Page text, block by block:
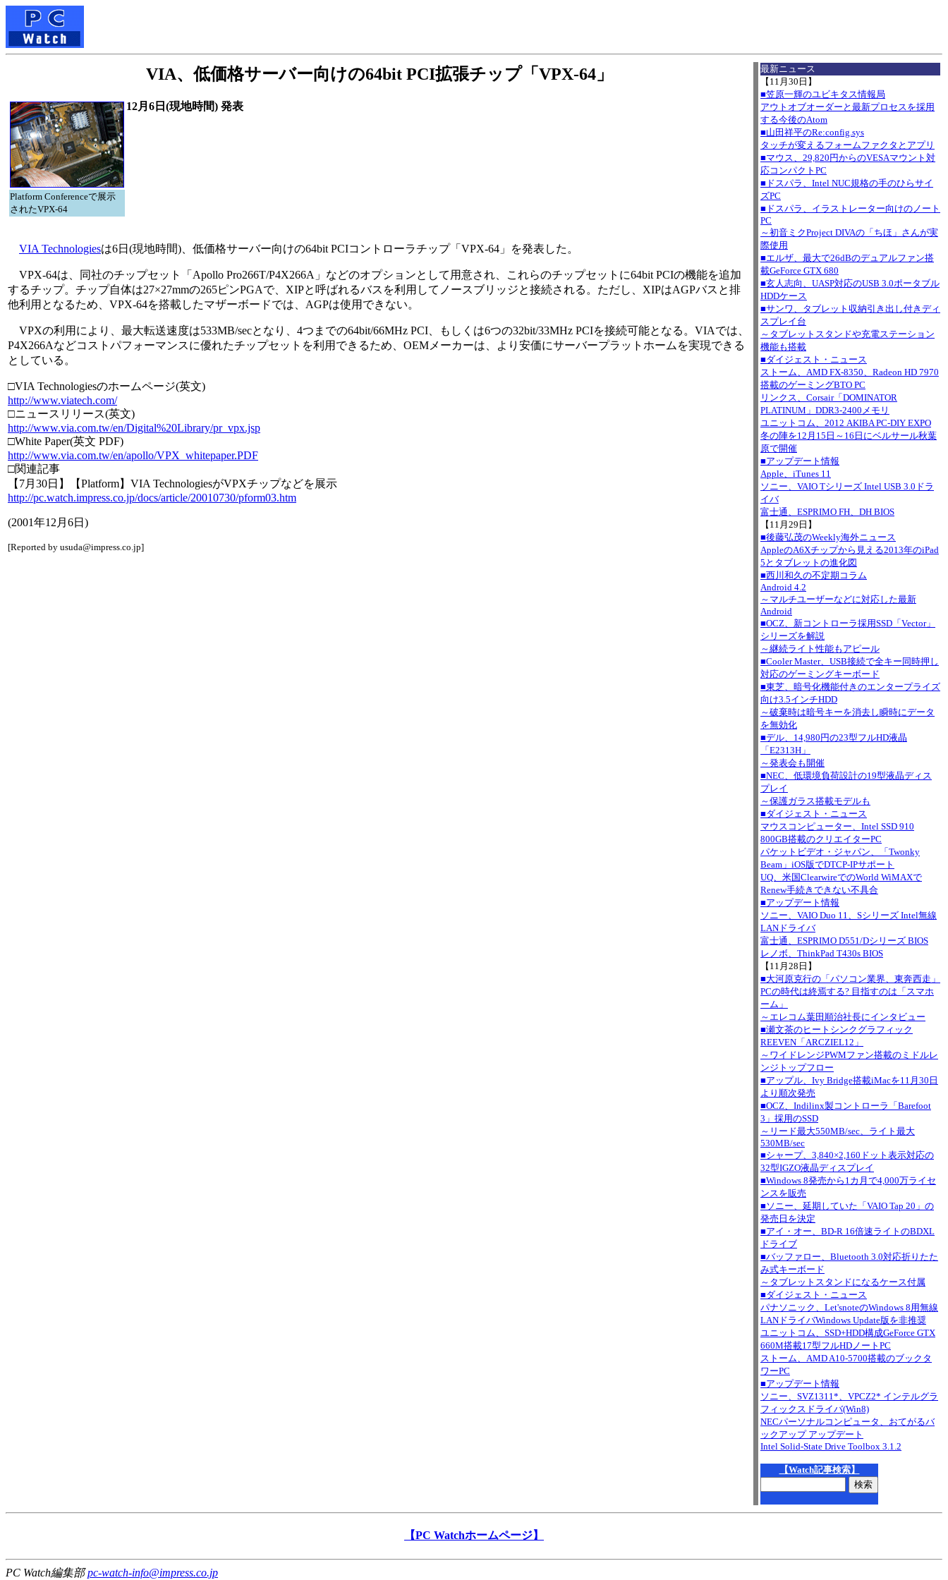
VIA、低価格サーバー向けの64bit PCI拡張チップ「VPX-64」
Platform Conferenceで展示
されたVPX-64
12月6日(現地時間) 発表
VIA Technologiesは6日(現地時間)、低価格サーバー向けの64bit PCIコントローラチップ「VPX-64」を発表した。
VPX-64は、同社のチップセット「Apollo Pro266T/P4X266A」などのオプションとして用意され、これらのチップセットに64bit PCIの機能を追加
するチップ。チップ自体は27×27mmの265ピンPGAで、XIPと呼ばれるバスを利用してノースブリッジと接続される。ただし、XIPはAGPバスと排
他利用となるため、VPX-64を搭載したマザーボードでは、AGPは使用できない。
VPXの利用により、最大転送速度は533MB/secとなり、4つまでの64bit/66MHz PCI、もしくは6つの32bit/33MHz PCIを接続可能となる。VIAでは、
P4X266Aなどコストパフォーマンスに優れたチップセットを利用できるため、OEMメーカーは、より安価にサーバープラットホームを実現できる
としている。
□VIA Technologiesのホームページ(英文)
http://www.viatech.com/
□ニュースリリース(英文)
http://www.via.com.tw/en/Digital%20Library/pr_vpx.jsp
□White Paper(英文 PDF)
http://www.via.com.tw/en/apollo/VPX_whitepaper.PDF
□関連記事
【7月30日】【Platform】VIA TechnologiesがVPXチップなどを展示
http://pc.watch.impress.co.jp/docs/article/20010730/pform03.htm
(2001年12月6日)
[Reported by usuda@impress.co.jp]
最新ニュース
【11月30日】
■笠原一輝のユビキタス情報局
アウトオブオーダーと最新プロセスを採用
する今後のAtom
■山田祥平のRe:config.sys
タッチが変えるフォームファクタとアプリ
■マウス、29,820円からのVESAマウント対
応コンパクトPC
■ドスパラ、Intel NUC規格の手のひらサイ
ズPC
■ドスパラ、イラストレーター向けのノート
PC
～初音ミクProject DIVAの「ちほ」さんが実
際使用
■エルザ、最大で26dBのデュアルファン搭
載GeForce GTX 680
■玄人志向、UASP対応のUSB 3.0ポータブル
HDDケース
■サンワ、タブレット収納引き出し付きディ
スプレイ台
～タブレットスタンドや充電ステーション
機能も搭載
■ダイジェスト・ニュース
ストーム、AMD FX-8350、Radeon HD 7970
搭載のゲーミングBTO PC
リンクス、Corsair「DOMINATOR
PLATINUM」DDR3-2400メモリ
ユニットコム、2012 AKIBA PC-DIY EXPO
冬の陣を12月15日～16日にベルサール秋葉
原で開催
■アップデート情報
Apple、iTunes 11
ソニー、VAIO Tシリーズ Intel USB 3.0ドラ
イバ
富士通、ESPRIMO FH、DH BIOS
【11月29日】
■後藤弘茂のWeekly海外ニュース
AppleのA6Xチップから見える2013年のiPad
5とタブレットの進化図
■西川和久の不定期コラム
Android 4.2
～マルチユーザーなどに対応した最新
Android
■OCZ、新コントローラ採用SSD「Vector」
シリーズを解説
～継続ライト性能もアピール
■Cooler Master、USB接続で全キー同時押し
対応のゲーミングキーボード
■東芝、暗号化機能付きのエンタープライズ
向け3.5インチHDD
～破棄時は暗号キーを消去し瞬時にデータ
を無効化
■デル、14,980円の23型フルHD液晶
「E2313H」
～発表会も開催
■NEC、低環境負荷設計の19型液晶ディス
プレイ
～保護ガラス搭載モデルも
■ダイジェスト・ニュース
マウスコンピューター、Intel SSD 910
800GB搭載のクリエイターPC
パケットビデオ・ジャパン、「Twonky
Beam」iOS版でDTCP-IPサポート
UQ、米国ClearwireでのWorld WiMAXで
Renew手続きできない不具合
■アップデート情報
ソニー、VAIO Duo 11、Sシリーズ Intel無線
LANドライバ
富士通、ESPRIMO D551/Dシリーズ BIOS
レノボ、ThinkPad T430s BIOS
【11月28日】
■大河原克行の「パソコン業界、東奔西走」
PCの時代は終焉する? 目指すのは「スマホ
ーム」
～エレコム葉田順治社長にインタビュー
■瀬文茶のヒートシンクグラフィック
REEVEN「ARCZIEL12」
～ワイドレンジPWMファン搭載のミドルレ
ンジトップフロー
■アップル、Ivy Bridge搭載iMacを11月30日
より順次発売
■OCZ、Indilinx製コントローラ「Barefoot
3」採用のSSD
～リード最大550MB/sec、ライト最大
530MB/sec
■シャープ、3,840×2,160ドット表示対応の
32型IGZO液晶ディスプレイ
■Windows 8発売から1カ月で4,000万ライセ
ンスを販売
■ソニー、延期していた「VAIO Tap 20」の
発売日を決定
■アイ・オー、BD-R 16倍速ライトのBDXL
ドライブ
■バッファロー、Bluetooth 3.0対応折りたた
み式キーボード
～タブレットスタンドになるケース付属
■ダイジェスト・ニュース
パナソニック、Let'snoteのWindows 8用無線
LANドライバWindows Update版を非推奨
ユニットコム、SSD+HDD構成GeForce GTX
660M搭載17型フルHDノートPC
ストーム、AMD A10-5700搭載のブックタ
ワーPC
■アップデート情報
ソニー、SVZ1311*、VPCZ2* インテルグラ
フィックスドライバ(Win8)
NECパーソナルコンピュータ、おてがるバ
ックアップ アップデート
Intel Solid-State Drive Toolbox 3.1.2
【Watch記事検索】
【PC Watchホームページ】
PC Watch編集部pc-watch-info@impress.co.jp